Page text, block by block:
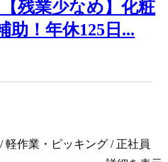
【残業少なめ】化粧
助！年休125日...
軽作業・ピッキング / 正社員